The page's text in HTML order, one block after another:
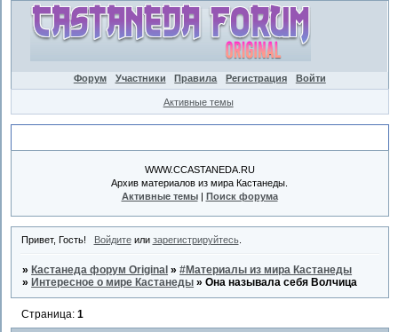
Форум Участники Правила Регистрация Войти
Активные темы
WWW.CCASTANEDA.RU
Архив материалов из мира Кастанеды.
Активные темы| Поиск форума
Привет, Гость! Войдитеили зарегистрируйтесь.
» Кастанеда форум Original »#Материалы из мира Кастанеды
» Интересное о мире Кастанеды »Она называла себя Волчица
Страница:1